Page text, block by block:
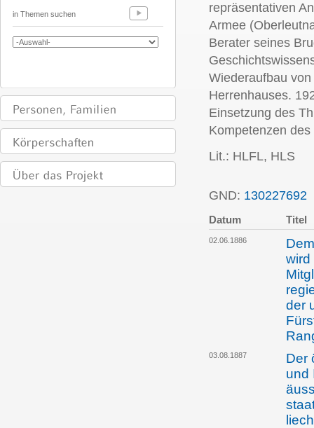
in Themen suchen
repräsentativen
Armee
Berater seines
Wiederaufbau
Herrenhauses.
Einsetzung des
Kompetenzen
Lit.: HLFL, HLS
GND: 130227692
Datum Titel
02.06.1886
wird
der
03.08.1887
Der
und